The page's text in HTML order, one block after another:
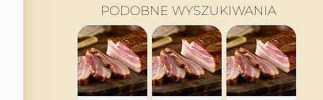
PODOBNE WYSZUKIWANIA